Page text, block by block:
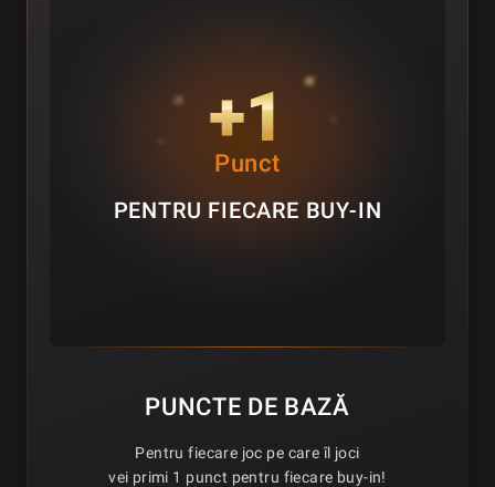
+1
Punct
PENTRU FIECARE BUY-IN
PUNCTE DE BAZĂ
Pentru fiecare joc pe care îl joci
vei primi 1 punct pentru fiecare buy-in!